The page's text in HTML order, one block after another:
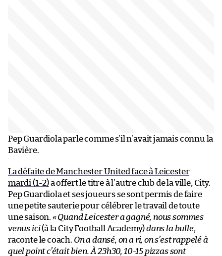
Pep Guardiola parle comme s’il n’avait jamais connu la
Bavière.
La défaite de Manchester United face à Leicester
mardi (1-2)a offert le titre à l’autre club de la ville, City.
Pep Guardiola et ses joueurs se sont permis de faire
une petite sauterie pour célébrer le travail de toute
une saison. « Quand Leicester a gagné, nous sommes
venus ici(à la City Football Academy)dans la bulle,
raconte le coach. On a dansé, on a ri, on s’est rappelé à
quel point c’était bien. À 23h30, 10-15 pizzas sont